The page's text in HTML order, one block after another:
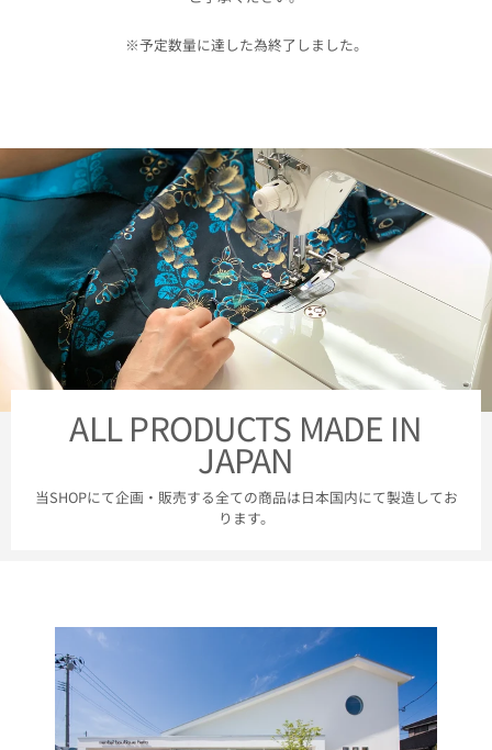
※予定数量に達した為終了しました。
ALL PRODUCTS MADE IN
JAPAN
当SHOPにて企画・販売する全ての商品は日本国内にて製造してお
ります。